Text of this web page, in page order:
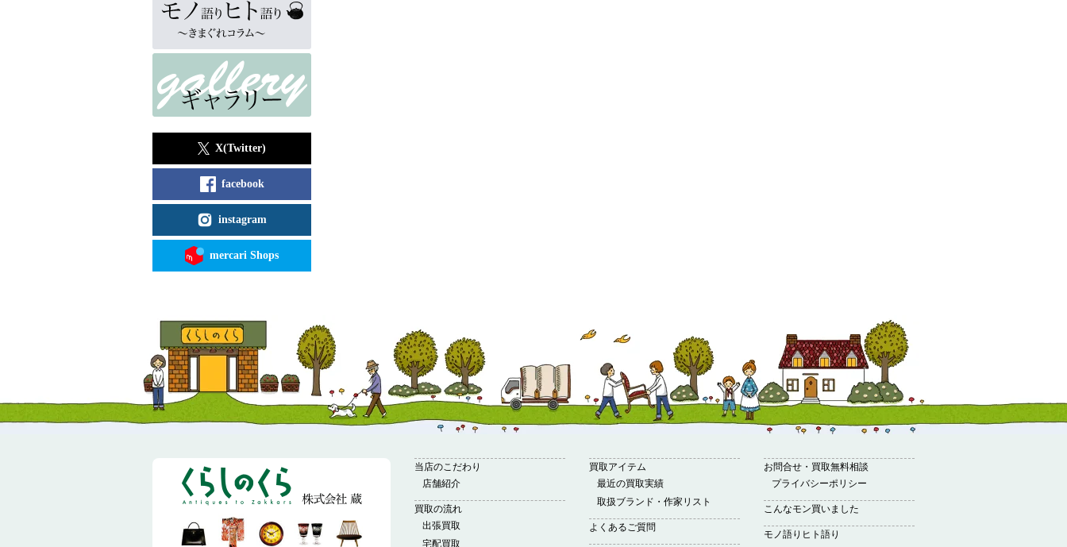
X(Twitter)
facebook
instagram
mercari Shops
当店のこだわり
店舗紹介
買取の流れ
出張買取
宅配買取
買取アイテム
最近の買取実績
取扱ブランド・作家リスト
よくあるご質問
お問合せ・買取無料相談
プライバシーポリシー
こんなモン買いました
モノ語りヒト語り